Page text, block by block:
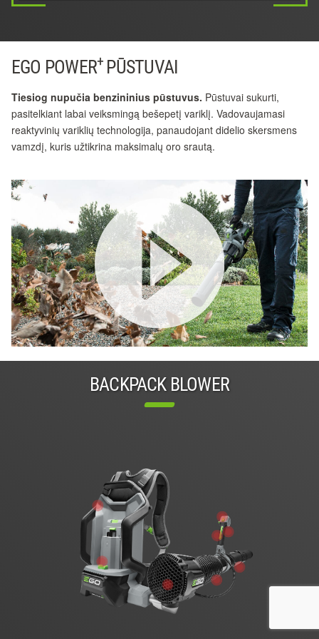
EGO POWER+ PŪSTUVAI
Tiesiog nupučia benzininius pūstuvus. Pūstuvai sukurti,
pasitelkiant labai veiksmingą bešepetį variklį. Vadovaujamasi
reaktyvinių variklių technologija, panaudojant didelio skersmens
vamzdį, kuris užtikrina maksimalų oro srautą.
BACKPACK BLOWER